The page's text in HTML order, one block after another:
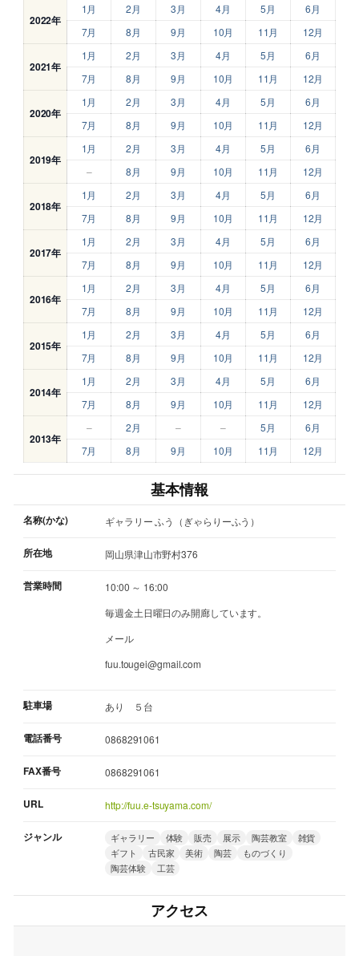
2022年
1月 2月 3月 4月 5月
6月
7月
8月 9月 10月 11月 12月
2021年
1月 2月 3月 4月 5月
6月
7月
8月 9月 10月 11月 12月
2020年
1月 2月 3月 4月 5月
6月
7月
8月 9月 10月 11月 12月
2019年
1月 2月 3月 4月 5月
6月
–
8月 9月 10月 11月 12月
2018年
1月 2月 3月 4月 5月
6月
7月
8月 9月 10月 11月 12月
2017年
1月 2月 3月 4月 5月
6月
7月
8月 9月 10月 11月 12月
2016年
1月 2月 3月 4月 5月
6月
7月
8月 9月 10月 11月 12月
2015年
1月 2月 3月 4月 5月
6月
7月
8月 9月 10月 11月 12月
2014年
1月 2月 3月 4月 5月
6月
7月
8月 9月 10月 11月 12月
2013年
– 2月 – – 5月
6月
7月
8月 9月 10月 11月 12月
基本情報
名称(かな) ギャラリー ふう（ぎゃらりーふう）
所在地 岡山県津山市野村376
営業時間
10:00 ～ 16:00
毎週金土日曜日のみ開廊しています。
メール
fuu.tougei@gmail.com
駐車場 あり ５台
電話番号 0868291061
FAX番号 0868291061
URL http://fuu.e-tsuyama.com/
ジャンル ギャラリー 体験 販売 展示 陶芸教室
雑貨
ギフト
古民家 美術 陶芸
ものづくり
陶芸体験
工芸
アクセス